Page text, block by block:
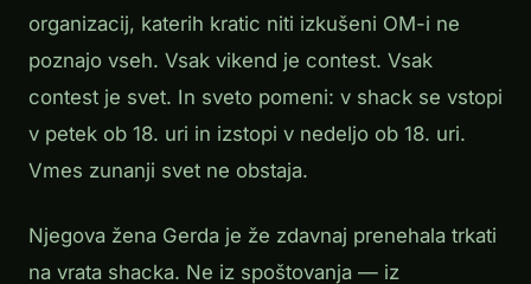
organizacij, katerih kratic niti izkušeni OM-i ne
poznajo vseh. Vsak vikend je contest. Vsak
contest je svet. In sveto pomeni: v shack se vstopi
v petek ob 18. uri in izstopi v nedeljo ob 18. uri.
Vmes zunanji svet ne obstaja.
Njegova žena Gerda je že zdavnaj prenehala trkati
na vrata shacka. Ne iz spoštovanja — iz